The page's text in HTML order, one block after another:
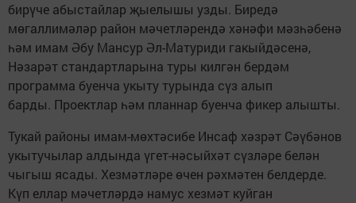
бирүче абыстайлар җыелышы узды. Биредә
мөгаллимәләр район мәчетләрендә хәнәфи мәзһәбенә
һәм имам Әбу Мансур Әл-Матуриди гакыйдәсенә,
Нәзарәт стандартларына туры килгән бердәм
программа буенча укыту турында сүз алып
барды. Проектлар һәм планнар буенча фикер алышты.
Тукай районы имам-мөхтәсибе Инсаф хәзрәт Сәүбәнов
укытучылар алдында үгет-нәсыйхәт сүзләре белән
чыгыш ясады. Хезмәтләре өчен рәхмәтен белдерде.
Күп еллар мәчетләрдә намус хезмәт куйган